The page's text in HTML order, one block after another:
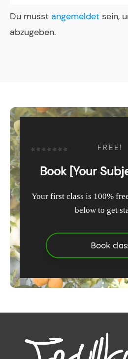
Du musst angemeldet sein,
abzugeben.
FREE!
Book [Your
Your first class is 100%
below to get
Book